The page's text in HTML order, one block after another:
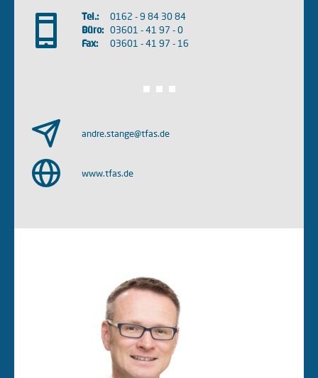
Tel.:
0162 - 9 84 30 84
Büro: 03601 - 41 97 - 0
Fax:
03601 - 41 97 - 16
andre.stange@tfas.de
www.tfas.de